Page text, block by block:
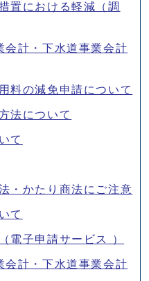
置における軽減（調
会計・下水道事業会計
料の減免申請について
法について
て
・かたり商法にご注意
て
電子申請サービス ）
会計・下水道事業会計